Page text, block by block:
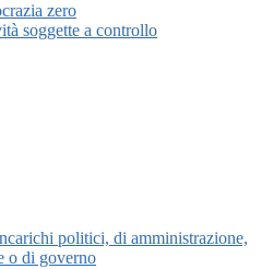
zero
soggette a controllo
politici, di amministrazione,
o di governo